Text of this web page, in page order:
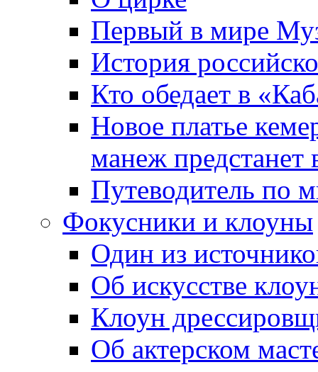
Первый в мире
История
Кто обедает в
Новое платье
манеж предстанет
Путеводитель по
Фокусники и клоуны
Один из
Об искусстве
Клоун
Об актерском